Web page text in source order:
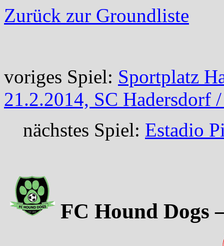
Zurück zur Groundliste
voriges Spiel: Sportplatz
21.2.2014, SC Hadersdorf
nächstes Spiel: Estadio
FC Hound Dogs